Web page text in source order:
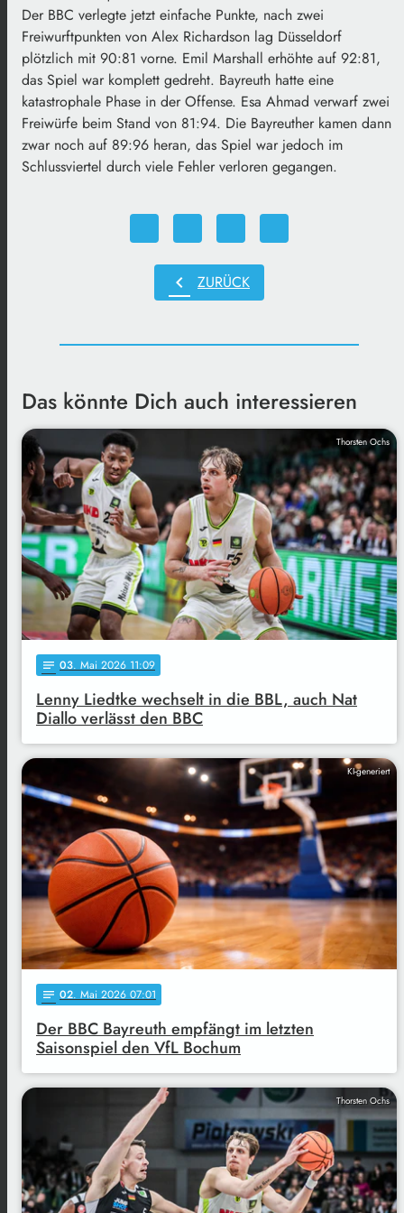
Der BBC verlegte jetzt einfache Punkte, nach zwei
Freiwurftpunkten von Alex Richardson lag Düsseldorf
plötzlich mit 90:81 vorne. Emil Marshall erhöhte auf 92:81,
das Spiel war komplett gedreht. Bayreuth hatte eine
katastrophale Phase in der Offense. Esa Ahmad verwarf zwei
Freiwürfe beim Stand von 81:94. Die Bayreuther kamen dann
zwar noch auf 89:96 heran, das Spiel war jedoch im
Schlussviertel durch viele Fehler verloren gegangen.
chevron_left ZURÜCK
Das könnte Dich auch interessieren
Thorsten Ochs
notes 03. Mai 2026 11:09
Lenny Liedtke wechselt in die BBL, auch Nat
Diallo verlässt den BBC
KI-generiert
notes 02. Mai 2026 07:01
Der BBC Bayreuth empfängt im letzten
Saisonspiel den VfL Bochum
Thorsten Ochs